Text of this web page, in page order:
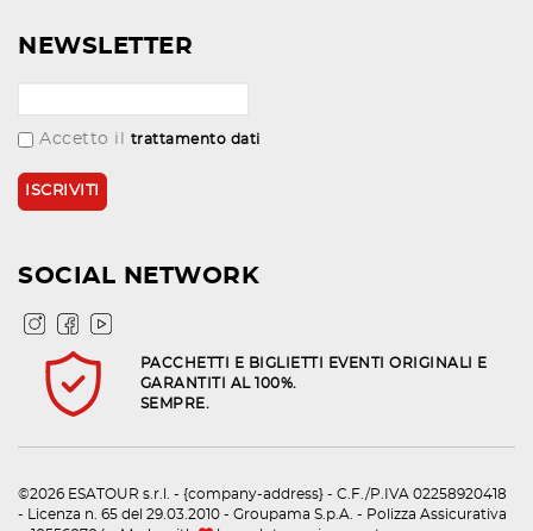
NEWSLETTER
Accetto il trattamento dati
SOCIAL NETWORK
PACCHETTI E BIGLIETTI EVENTI ORIGINALI E
GARANTITI AL 100%.
SEMPRE.
©2026 ESATOUR s.r.l. - {company-address} - C.F./P.IVA 02258920418
- Licenza n. 65 del 29.03.2010 - Groupama S.p.A. - Polizza Assicurativa